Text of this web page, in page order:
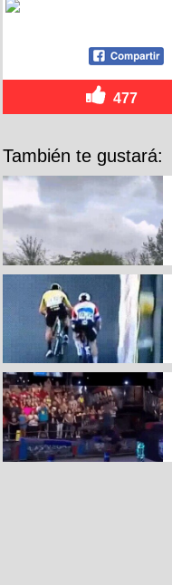
477
También te gustará: